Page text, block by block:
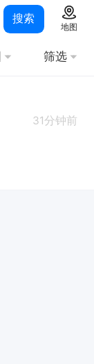
搜索
地图
筛选
31分钟前